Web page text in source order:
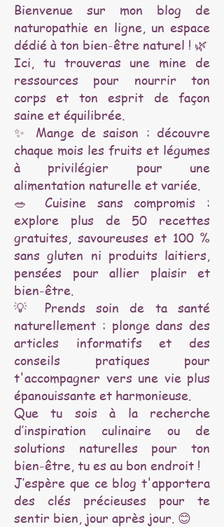
Bienvenue sur mon blog de
naturopathie en ligne, un espace
dédié à ton bien-être naturel ! 🌿
Ici, tu trouveras une mine de
ressources pour nourrir ton
corps et ton esprit de façon
saine et équilibrée.
✨ Mange de saison : découvre
chaque mois les fruits et légumes
à privilégier pour une
alimentation naturelle et variée.
🥗 Cuisine sans compromis :
explore plus de 50 recettes
gratuites, savoureuses et 100 %
sans gluten ni produits laitiers,
pensées pour allier plaisir et
bien-être.
💡 Prends soin de ta santé
naturellement : plonge dans des
articles informatifs et des
conseils pratiques pour
t'accompagner vers une vie plus
épanouissante et harmonieuse.
Que tu sois à la recherche
d’inspiration culinaire ou de
solutions naturelles pour ton
bien-être, tu es au bon endroit !
J’espère que ce blog t'apportera
des clés précieuses pour te
sentir bien, jour après jour. 😊